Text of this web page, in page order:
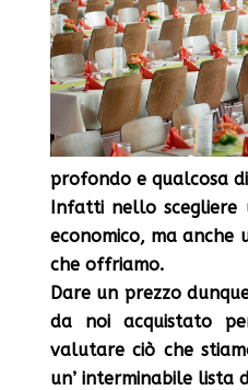
profondo e qualcosa
Infatti nello scegliere
economico, ma anche
che offriamo.
Dare un prezzo
da noi acquistato
valutare ciò che
un’ interminabile lista